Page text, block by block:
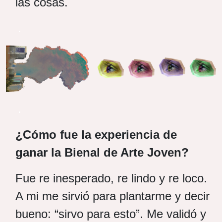
¿Cómo fue la experiencia de
ganar la Bienal de Arte Joven?
Fue re inesperado, re lindo y re loco.
A mi me sirvió para plantarme y decir
bueno: “sirvo para esto”. Me validó y